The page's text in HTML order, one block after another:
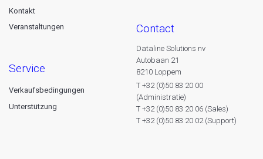
Kontakt
Veranstaltungen
service
Verkaufsbedingungen
Unterstützung
contact
Dataline Solutions nv
Autobaan 21
8210 Loppem
T +32 (0)50 83 20 00
(Administratie)
T +32 (0)50 83 20 06 (Sales)
T +32 (0)50 83 20 02 (Support)